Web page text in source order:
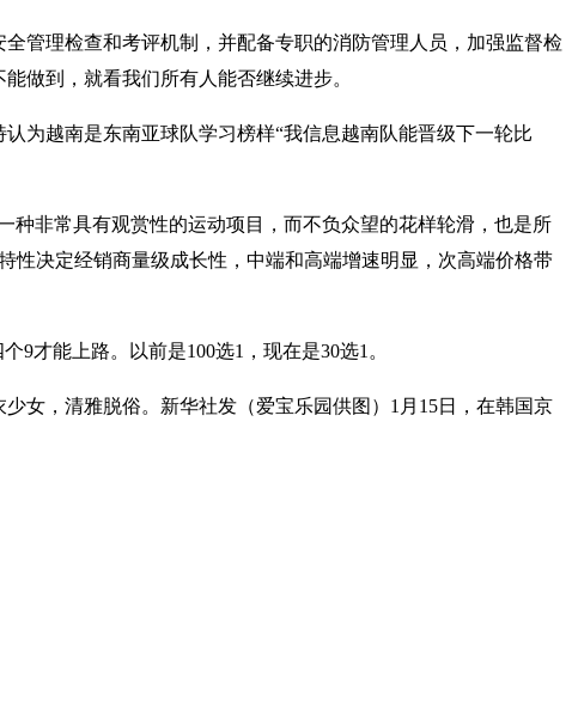
管理检查和考评机制，并配备专职的消防管理人员，加强监督检
做到，就看我们所有人能否继续进步。
为越南是东南亚球队学习榜样“我信息越南队能晋级下一轮比
非常具有观赏性的运动项目，而不负众望的花样轮滑，也是所
决定经销商量级成长性，中端和高端增速明显，次高端价格带
9才能上路。以前是100选1，现在是30选1。
女，清雅脱俗。新华社发（爱宝乐园供图）1月15日，在韩国京